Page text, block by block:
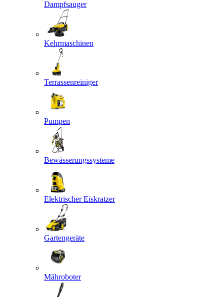
Dampfsauger
Kehrmaschinen
Terrassenreiniger
Pumpen
Bewässerungssysteme
Elektrischer Eiskratzer
Gartengeräte
Mähroboter